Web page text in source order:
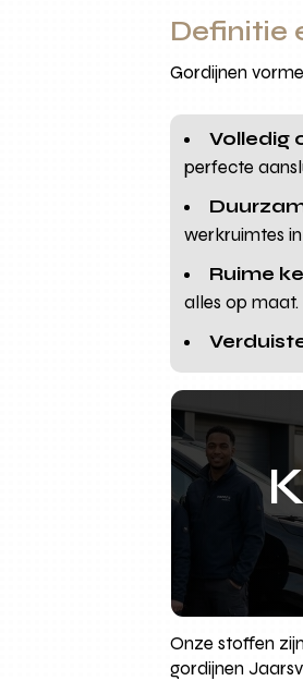
Definitie
Gordijnen
Volledig
perfecte
werkruimtes
Ruime
alles op maat.
Onze stoffen
gordijnen